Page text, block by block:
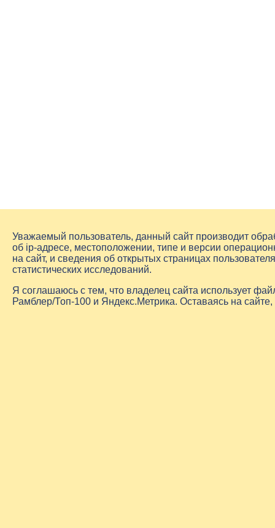
Уважаемый пользователь, данный сайт производит
об ip-адресе, местоположении, типе и версии
на сайт, и сведения об открытых страницах
статистических исследований.
Я соглашаюсь с тем, что владелец сайта использует
Рамблер/Топ-100 и Яндекс.Метрика. Оставаясь на